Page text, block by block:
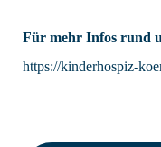
Für mehr Infos rund
https://kinderhospiz-